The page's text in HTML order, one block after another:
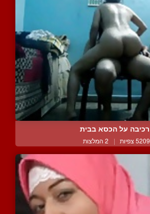
רכיבה על הכסא בבית
5209 צפיות | 2 המלצות